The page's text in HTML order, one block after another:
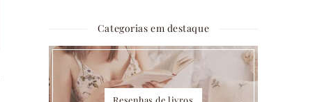
Categorias em destaque
Resenhas de livros